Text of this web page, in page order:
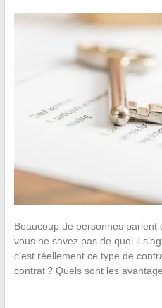
Beaucoup de personnes
vous ne savez pas de quoi il
c’est réellement ce type de
contrat ? Quels sont les